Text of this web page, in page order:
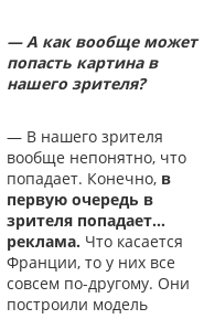
— А как вообще может
попасть картина в
нашего зрителя?
— В нашего зрителя
вообще непонятно, что
попадает. Конечно, в
первую очередь в
зрителя попадает…
реклама. Что касается
Франции, то у них все
совсем по-другому. Они
построили модель